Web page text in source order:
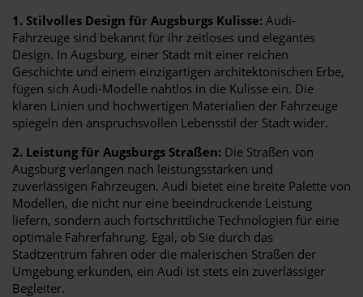
1. Stilvolles Design für Augsburgs Kulisse: Audi-
Fahrzeuge sind bekannt für ihr zeitloses und elegantes
Design. In Augsburg, einer Stadt mit einer reichen
Geschichte und einem einzigartigen architektonischen Erbe,
fügen sich Audi-Modelle nahtlos in die Kulisse ein. Die
klaren Linien und hochwertigen Materialien der Fahrzeuge
spiegeln den anspruchsvollen Lebensstil der Stadt wider.
2. Leistung für Augsburgs Straßen: Die Straßen von
Augsburg verlangen nach leistungsstarken und
zuverlässigen Fahrzeugen. Audi bietet eine breite Palette von
Modellen, die nicht nur eine beeindruckende Leistung
liefern, sondern auch fortschrittliche Technologien für eine
optimale Fahrerfahrung. Egal, ob Sie durch das
Stadtzentrum fahren oder die malerischen Straßen der
Umgebung erkunden, ein Audi ist stets ein zuverlässiger
Begleiter.